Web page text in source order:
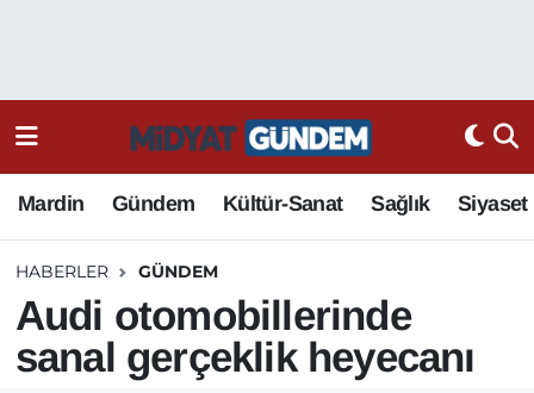
Mardin Gündem Kültür-Sanat Sağlık Siyaset
HABERLER GÜNDEM
Audi otomobillerinde
sanal gerçeklik heyecanı